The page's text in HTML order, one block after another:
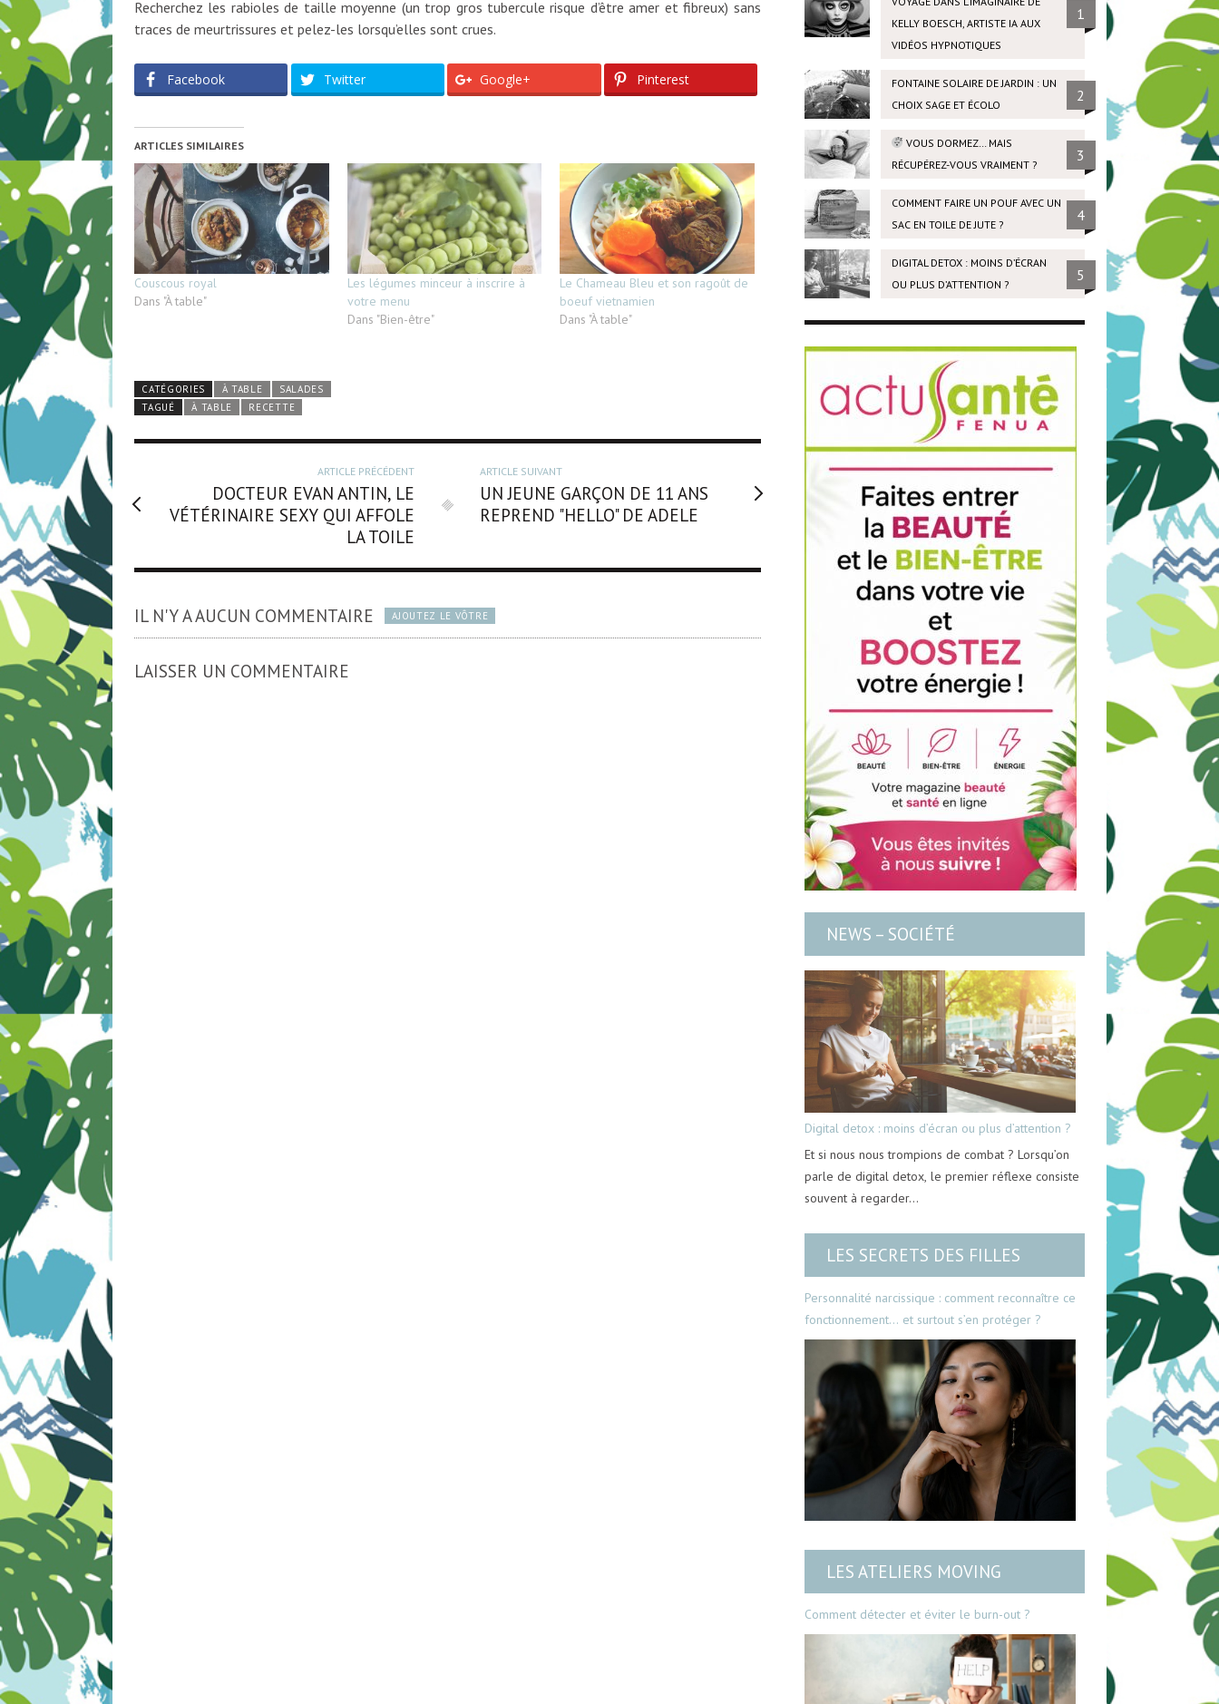
Recherchez les rabioles de taille moyenne (un trop gros tubercule risque d’être amer et fibreux) sans
traces de meurtrissures et pelez-les lorsqu’elles sont crues.
Facebook Twitter Google+ Pinterest
ARTICLES SIMILAIRES
Couscous royal
Dans "À table"
Les légumes minceur à inscrire à
votre menu
Dans "Bien-être"
Le Chameau Bleu et son ragoût de
boeuf vietnamien
Dans "À table"
CATÉGORIES À TABLE
SALADES
TAGUÉ
À TABLE RECETTE
ARTICLE PRÉCÉDENT
DOCTEUR EVAN ANTIN, LE
VÉTÉRINAIRE SEXY QUI AFFOLE
LA TOILE
ARTICLE SUIVANT
UN JEUNE GARÇON DE 11 ANS
REPREND "HELLO" DE ADELE
IL N'Y A AUCUN COMMENTAIRE AJOUTEZ LE VÔTRE
LAISSER UN COMMENTAIRE
KELLY BOESCH, ARTISTE IA AUX
VIDÉOS HYPNOTIQUES
1
FONTAINE SOLAIRE DE JARDIN : UN
CHOIX SAGE ET ÉCOLO
2
VOUS DORMEZ… MAIS
RÉCUPÉREZ-VOUS VRAIMENT ?
3
COMMENT FAIRE UN POUF AVEC UN
SAC EN TOILE DE JUTE ?
4
DIGITAL DETOX : MOINS D’ÉCRAN
OU PLUS D’ATTENTION ?
5
NEWS – SOCIÉTÉ
Digital detox : moins d’écran ou plus d’attention ?
Et si nous nous trompions de combat ? Lorsqu’on
parle de digital detox, le premier réflexe consiste
souvent à regarder…
LES SECRETS DES FILLES
Personnalité narcissique : comment reconnaître ce
fonctionnement… et surtout s’en protéger ?
LES ATELIERS MOVING
Comment détecter et éviter le burn-out ?